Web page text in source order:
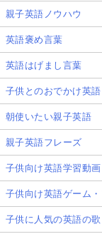
親子英語ノウハウ
英語褒め言葉
英語はげまし言葉
子供とのおでかけ英語
朝使いたい親子英語
親子英語フレーズ
子供向け英語学習動画
子供向け英語ゲーム・
子供に人気の英語の歌